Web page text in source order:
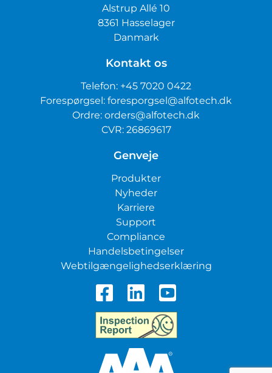
Alstrup Allé 10
8361 Hasselager
Danmark
Kontakt os
Telefon: +45 7020 0422
Forespørgsel: foresporgsel@alfotech.dk
Ordre: orders@alfotech.dk
CVR: 26869617
Genveje
Produkter
Nyheder
Karriere
Support
Compliance
Handelsbetingelser
Webtilgængelighedserklæring